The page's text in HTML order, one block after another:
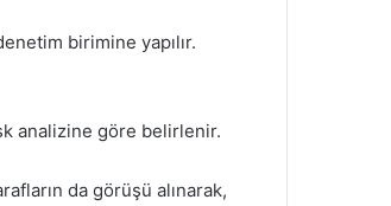
birimine yapılır.
analizine göre belirlenir.
da görüşü alınarak,